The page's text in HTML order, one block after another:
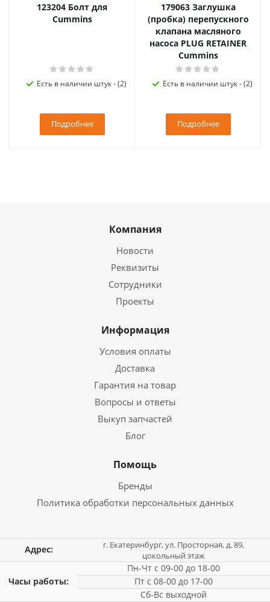
123204 Болт для
Cummins
Есть в наличии штук - (2)
Подробнее
179063 Заглушка
(пробка) перепускного
клапана масляного
насоса PLUG RETAINER
Cummins
Есть в наличии штук - (2)
Подробнее
Компания
Новости
Реквизиты
Сотрудники
Проекты
Информация
Условия оплаты
Доставка
Гарантия на товар
Вопросы и ответы
Выкуп запчастей
Блог
Помощь
Бренды
Политика обработки персональных данных
Адрес:
г. Екатеринбург, ул. Просторная, д. 89,
цокольный этаж
Часы работы:
Пн-Чт с 09-00 до 18-00
Пт с 08-00 до 17-00
Сб-Вс выходной